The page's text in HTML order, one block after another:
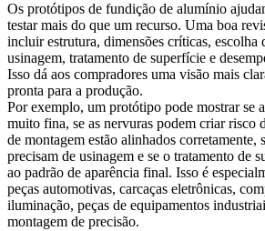
Os protótipos de fundição de alumínio
testar mais do que um recurso. Uma boa
incluir estrutura, dimensões críticas, escolha
usinagem, tratamento de superfície e
Isso dá aos compradores uma visão mais
pronta para a produção.
Por exemplo, um protótipo pode mostrar se
muito fina, se as nervuras podem criar risco
de montagem estão alinhados corretamente,
precisam de usinagem e se o tratamento de
ao padrão de aparência final. Isso é
peças automotivas, carcaças eletrônicas,
iluminação, peças de equipamentos
montagem de precisão.